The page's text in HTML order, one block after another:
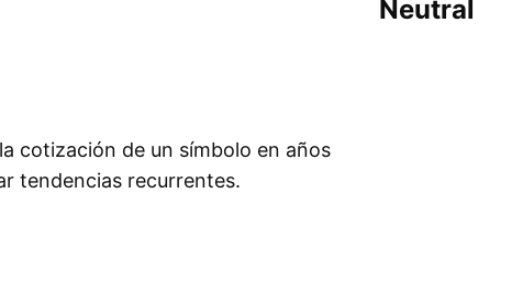
Neutral
cotización de un símbolo en años
tendencias recurrentes.